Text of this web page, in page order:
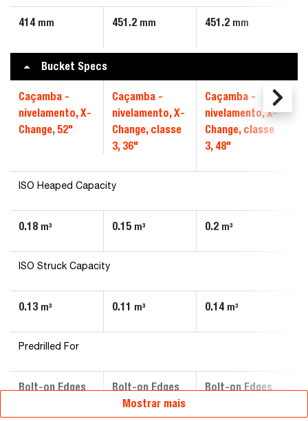
414 mm 451.2 mm 451.2 mm
Bucket Specs
Caçamba -
nivelamento, X-
Change, 52"
Caçamba -
nivelamento, X-
Change, classe
3, 36"
Caçamba -
nivelamento, X-
Change, classe
3, 48"
ISO Heaped Capacity
0.18 m³ 0.15 m³ 0.2 m³
ISO Struck Capacity
0.13 m³ 0.11 m³ 0.14 m³
Predrilled For
Bolt-on Edges Bolt-on Edges Bolt-on Edges
Mostrar mais